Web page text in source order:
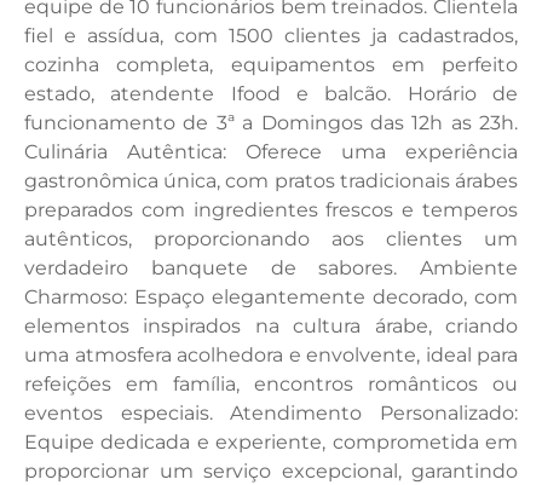
equipe de 10 funcionários bem treinados. Clientela
fiel e assídua, com 1500 clientes ja cadastrados,
cozinha completa, equipamentos em perfeito
estado, atendente Ifood e balcão. Horário de
funcionamento de 3ª a Domingos das 12h as 23h.
Culinária Autêntica: Oferece uma experiência
gastronômica única, com pratos tradicionais árabes
preparados com ingredientes frescos e temperos
autênticos, proporcionando aos clientes um
verdadeiro banquete de sabores. Ambiente
Charmoso: Espaço elegantemente decorado, com
elementos inspirados na cultura árabe, criando
uma atmosfera acolhedora e envolvente, ideal para
refeições em família, encontros românticos ou
eventos especiais. Atendimento Personalizado:
Equipe dedicada e experiente, comprometida em
proporcionar um serviço excepcional, garantindo